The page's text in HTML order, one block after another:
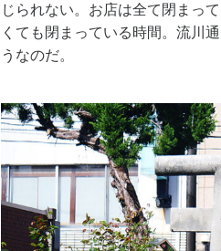
じられない。お店は全て閉まっ
くても閉まっている時間。流川
うなのだ。